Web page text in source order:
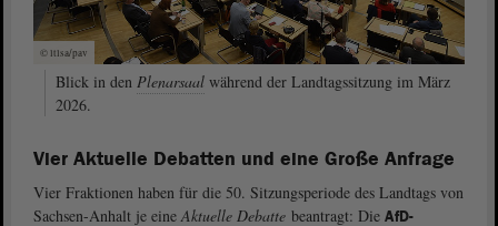
© ltlsa/pav
Blick in den Plenarsaal während der Landtagssitzung im März
2026.
Vier Aktuelle Debatten und eine Große Anfrage
Vier Fraktionen haben für die 50. Sitzungsperiode des Landtags von
Sachsen-Anhalt je eine Aktuelle Debatte beantragt: Die AfD-